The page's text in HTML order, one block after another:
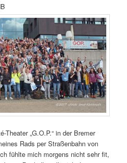
Theater „G.O.P.“ in der Bremer
Rads per Straßenbahn von
fühlte mich morgens nicht sehr fit,